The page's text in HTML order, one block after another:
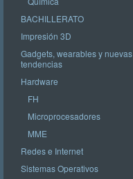
BACHILLERATO
Impresión 3D
Gadgets, wearables y nuevas
tendencias
Hardware
FH
Microprocesadores
MME
Redes e Internet
Sistemas Operativos